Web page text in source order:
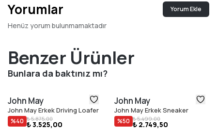
Yorumlar Yorum Ekle
Henüz yorum bulunmamaktadır
Benzer Ürünler
Bunlara da baktınız mı?
John May
John May Erkek Driving Loafer
%40 ₺ 5.875,00
₺ 3.525,00
John May
John May Erkek Sneaker
%50 ₺ 5.499,00
₺ 2.749,50